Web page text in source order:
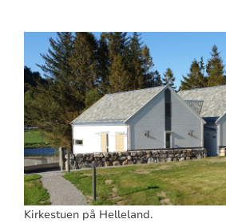
Kirkestuen på Helleland.